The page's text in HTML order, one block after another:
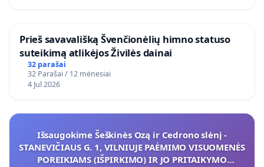
​Prieš savavališką Švenčionėlių himno statuso
suteikimą atlikėjos Živilės dainai
32 parašai
32 Parašai / 12 mėnesiai
4 Jul 2026
Išsaugokime Šeškinės Ozą ir Cedrono slėnį -
STANEVIČIAUS G. 1, VILNIUJE PAĖMIMO VISUOMENĖS
POREIKIAMS (IŠPIRKIMO) IR JO PRITAIKYMO